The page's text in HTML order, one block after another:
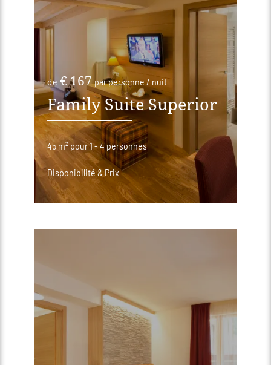
de € 167 par personne / nuit
Family Suite Superior
45 m² pour 1 - 4 personnes
Disponibilité & Prix